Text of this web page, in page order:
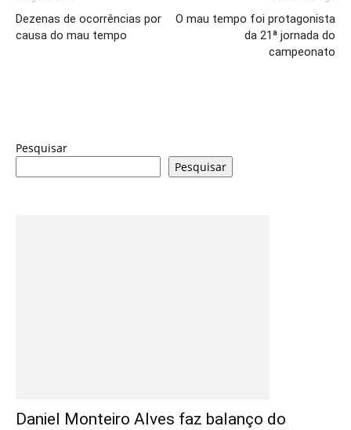
Dezenas de ocorrências por
causa do mau tempo
O mau tempo foi protagonista
da 21ª jornada do
campeonato
Pesquisar
Pesquisar
Daniel Monteiro Alves faz balanço do